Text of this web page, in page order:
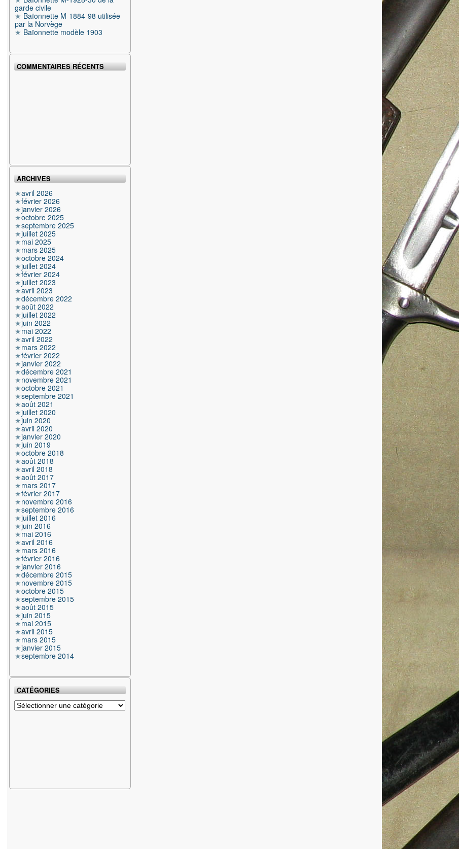
garde civile
Baïonnette M-1884-98 utilisée
par la Norvège
Baïonnette modèle 1903
COMMENTAIRES RÉCENTS
ARCHIVES
avril 2026
février 2026
janvier 2026
octobre 2025
septembre 2025
juillet 2025
mai 2025
mars 2025
octobre 2024
juillet 2024
février 2024
juillet 2023
avril 2023
décembre 2022
août 2022
juillet 2022
juin 2022
mai 2022
avril 2022
mars 2022
février 2022
janvier 2022
décembre 2021
novembre 2021
octobre 2021
septembre 2021
août 2021
juillet 2020
juin 2020
avril 2020
janvier 2020
juin 2019
octobre 2018
août 2018
avril 2018
août 2017
mars 2017
février 2017
novembre 2016
septembre 2016
juillet 2016
juin 2016
mai 2016
avril 2016
mars 2016
février 2016
janvier 2016
décembre 2015
novembre 2015
octobre 2015
septembre 2015
août 2015
juin 2015
mai 2015
avril 2015
mars 2015
janvier 2015
septembre 2014
CATÉGORIES
Catégories